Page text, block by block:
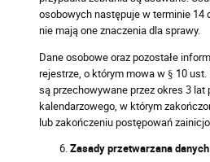
osobowych następuje w terminie 14
nie mają one znaczenia dla sprawy.
Dane osobowe oraz pozostałe
rejestrze, o którym mowa w § 10
są przechowywane przez okres 3 lat
kalendarzowego, w którym
lub zakończeniu postępowań
Zasady przetwarzana